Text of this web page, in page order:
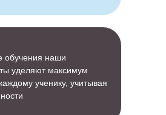
обучения наши
уделяют максимум
ученику, учитывая